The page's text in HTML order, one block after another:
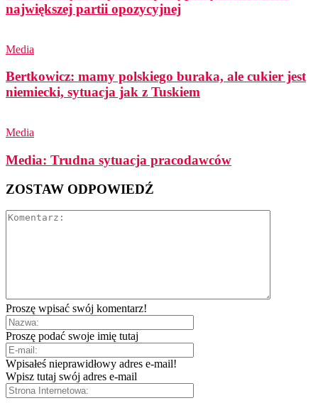
największej partii opozycyjnej
Media
Bertkowicz: mamy polskiego buraka, ale cukier jest
niemiecki, sytuacja jak z Tuskiem
Media
Media: Trudna sytuacja pracodawców
ZOSTAW ODPOWIEDŹ
Proszę wpisać swój komentarz!
Proszę podać swoje imię tutaj
Wpisałeś nieprawidłowy adres e-mail!
Wpisz tutaj swój adres e-mail